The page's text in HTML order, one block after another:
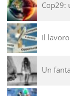
Cop29:
Il
Un